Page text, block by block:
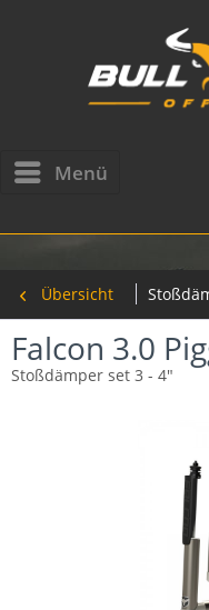
Menü
Übersicht
Falcon 3.0
Stoßdämper set 3 - 4"